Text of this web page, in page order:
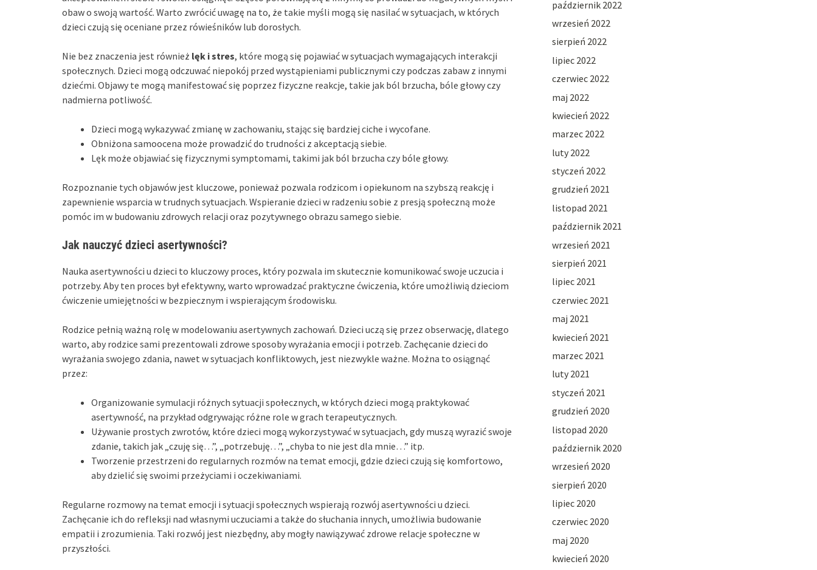
obaw o swoją wartość. Warto zwrócić uwagę na to, że takie myśli mogą się nasilać w sytuacjach, w których
dzieci czują się oceniane przez rówieśników lub dorosłych.
Nie bez znaczenia jest również lęk i stres, które mogą się pojawiać w sytuacjach wymagających interakcji
społecznych. Dzieci mogą odczuwać niepokój przed wystąpieniami publicznymi czy podczas zabaw z innymi
dziećmi. Objawy te mogą manifestować się poprzez fizyczne reakcje, takie jak ból brzucha, bóle głowy czy
nadmierna potliwość.
Dzieci mogą wykazywać zmianę w zachowaniu, stając się bardziej ciche i wycofane.
Obniżona samoocena może prowadzić do trudności z akceptacją siebie.
Lęk może objawiać się fizycznymi symptomami, takimi jak ból brzucha czy bóle głowy.
Rozpoznanie tych objawów jest kluczowe, ponieważ pozwala rodzicom i opiekunom na szybszą reakcję i
zapewnienie wsparcia w trudnych sytuacjach. Wspieranie dzieci w radzeniu sobie z presją społeczną może
pomóc im w budowaniu zdrowych relacji oraz pozytywnego obrazu samego siebie.
Jak nauczyć dzieci asertywności?
Nauka asertywności u dzieci to kluczowy proces, który pozwala im skutecznie komunikować swoje uczucia i
potrzeby. Aby ten proces był efektywny, warto wprowadzać praktyczne ćwiczenia, które umożliwią dzieciom
ćwiczenie umiejętności w bezpiecznym i wspierającym środowisku.
Rodzice pełnią ważną rolę w modelowaniu asertywnych zachowań. Dzieci uczą się przez obserwację, dlatego
warto, aby rodzice sami prezentowali zdrowe sposoby wyrażania emocji i potrzeb. Zachęcanie dzieci do
wyrażania swojego zdania, nawet w sytuacjach konfliktowych, jest niezwykle ważne. Można to osiągnąć
przez:
Organizowanie symulacji różnych sytuacji społecznych, w których dzieci mogą praktykować
asertywność, na przykład odgrywając różne role w grach terapeutycznych.
Używanie prostych zwrotów, które dzieci mogą wykorzystywać w sytuacjach, gdy muszą wyrazić swoje
zdanie, takich jak „czuję się…”, „potrzebuję…”, „chyba to nie jest dla mnie…” itp.
Tworzenie przestrzeni do regularnych rozmów na temat emocji, gdzie dzieci czują się komfortowo,
aby dzielić się swoimi przeżyciami i oczekiwaniami.
Regularne rozmowy na temat emocji i sytuacji społecznych wspierają rozwój asertywności u dzieci.
Zachęcanie ich do refleksji nad własnymi uczuciami a także do słuchania innych, umożliwia budowanie
empatii i zrozumienia. Taki rozwój jest niezbędny, aby mogły nawiązywać zdrowe relacje społeczne w
przyszłości.
październik 2022
wrzesień 2022
sierpień 2022
lipiec 2022
czerwiec 2022
maj 2022
kwiecień 2022
marzec 2022
luty 2022
styczeń 2022
grudzień 2021
listopad 2021
październik 2021
wrzesień 2021
sierpień 2021
lipiec 2021
czerwiec 2021
maj 2021
kwiecień 2021
marzec 2021
luty 2021
styczeń 2021
grudzień 2020
listopad 2020
październik 2020
wrzesień 2020
sierpień 2020
lipiec 2020
czerwiec 2020
maj 2020
kwiecień 2020